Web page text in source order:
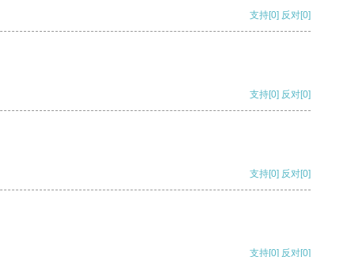
支持[0] 反对[0]
支持[0] 反对[0]
支持[0] 反对[0]
支持[0] 反对[0]